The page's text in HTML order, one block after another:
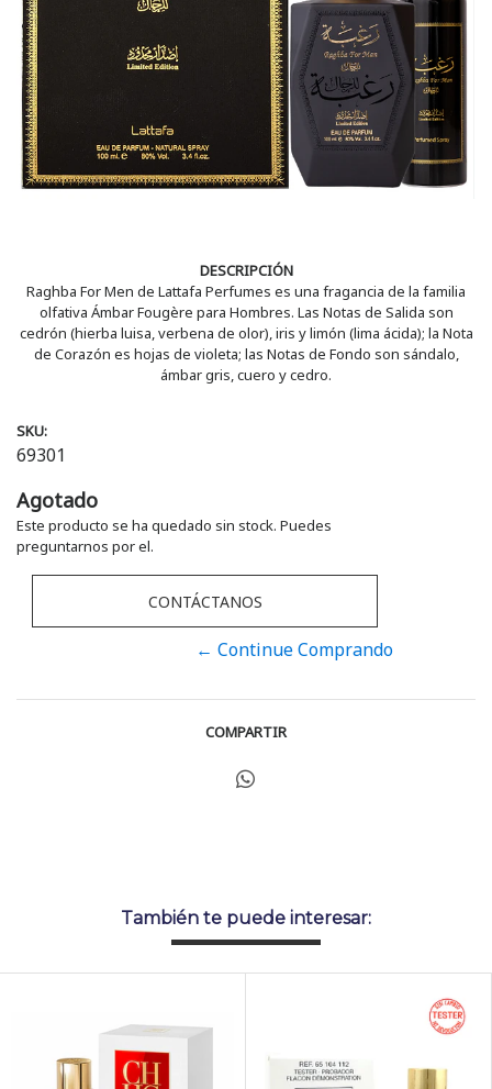
DESCRIPCIÓN
Raghba For Men de Lattafa Perfumes es una fragancia de la familia
olfativa Ámbar Fougère para Hombres. Las Notas de Salida son
cedrón (hierba luisa, verbena de olor), iris y limón (lima ácida); la Nota
de Corazón es hojas de violeta; las Notas de Fondo son sándalo,
ámbar gris, cuero y cedro.
SKU:
69301
Agotado
Este producto se ha quedado sin stock. Puedes
preguntarnos por el.
CONTÁCTANOS
← Continue Comprando
COMPARTIR
También te puede interesar: